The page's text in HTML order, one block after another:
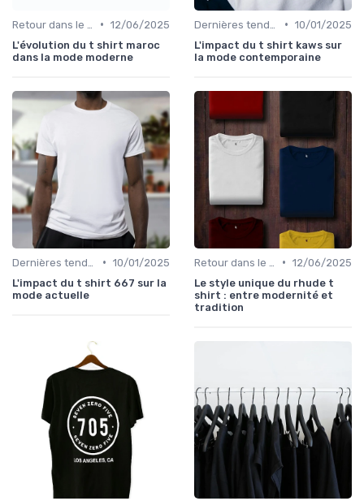
• 12/06/2025
L'évolution du t shirt maroc
dans la mode moderne
• 10/01/2025
L'impact du t shirt kaws sur
la mode contemporaine
• 10/01/2025
L'impact du t shirt 667 sur la
mode actuelle
• 12/06/2025
Le style unique du rhude t
shirt : entre modernité et
tradition